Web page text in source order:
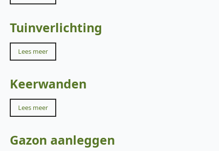
Tuinverlichting
Lees meer
Keerwanden
Lees meer
Gazon aanleggen